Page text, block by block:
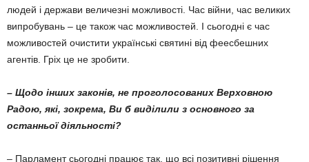
людей і держави величезні можливості. Час війни, час великих
випробувань – це також час можливостей. І сьогодні є час
можливостей очистити українські свя­тині від феесбешних
агентів. Гріх це не зробити.
– Щодо інших законів, не проголосова­них Верховною
Радою, які, зокрема, Ви б виділили з основного за
останньої діяльності?
– Парламент сьогодні працює так, що всі позитивні рішення